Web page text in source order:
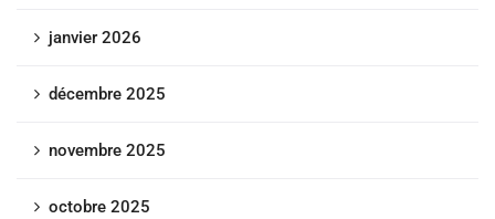
janvier 2026
décembre 2025
novembre 2025
octobre 2025